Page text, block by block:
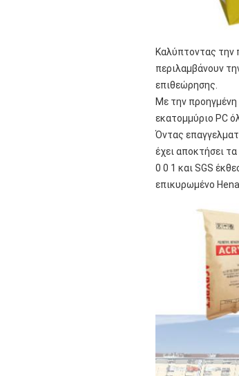
Καλύπτοντας την
περιλαμβάνουν
επιθεώρησης.
Με την προηγμένη
εκατομμύριο PC
Όντας
έχει αποκτήσει
0 0 1 και SGS
επικυρωμένο